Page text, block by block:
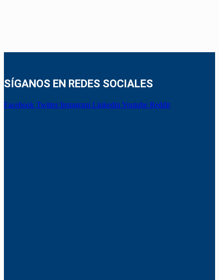
SÍGANOS EN REDES SOCIALES
Facebook Twitter Instagram Linkedin Youtube Reddit